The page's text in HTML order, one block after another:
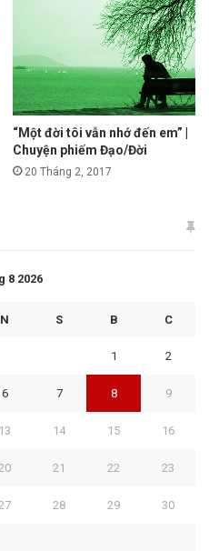
“Một đời tôi vẫn nhớ đến em” |
Chuyện phiếm Đạo/Đời
20 Tháng 2, 2017
8 2026
N S B C
1 2
6 7 8 9
13 14 15 16
21 22 23
28 29 30